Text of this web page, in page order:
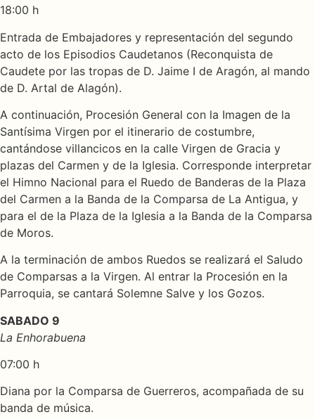
18:00 h
Entrada de Embajadores y representación del segundo
acto de los Episodios Caudetanos (Reconquista de
Caudete por las tropas de D. Jaime I de Aragón, al mando
de D. Artal de Alagón).
A continuación, Procesión General con la Imagen de la
Santísima Virgen por el itinerario de costumbre,
cantándose villancicos en la calle Virgen de Gracia y
plazas del Carmen y de la Iglesia. Corresponde interpretar
el Himno Nacional para el Ruedo de Banderas de la Plaza
del Carmen a la Banda de la Comparsa de La Antigua, y
para el de la Plaza de la Iglesia a la Banda de la Comparsa
de Moros.
A la terminación de ambos Ruedos se realizará el Saludo
de Comparsas a la Virgen. Al entrar la Procesión en la
Parroquia, se cantará Solemne Salve y los Gozos.
SABADO 9
La Enhorabuena
07:00 h
Diana por la Comparsa de Guerreros, acompañada de su
banda de música.